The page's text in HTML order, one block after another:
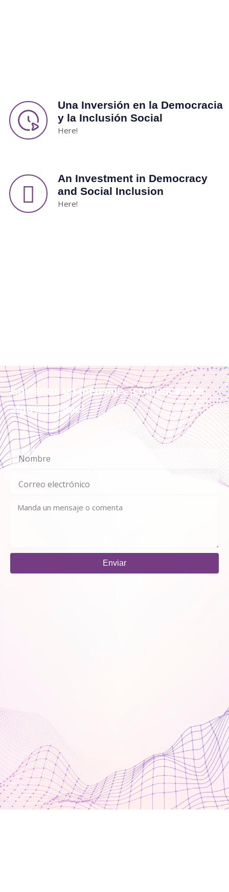
Una Inversión en la Democracia
y la Inclusión Social
Here!
An Investment in Democracy
and Social Inclusion
Here!
Envíanos un mensaje, ¡comencemos
algo increíble!
Enviar